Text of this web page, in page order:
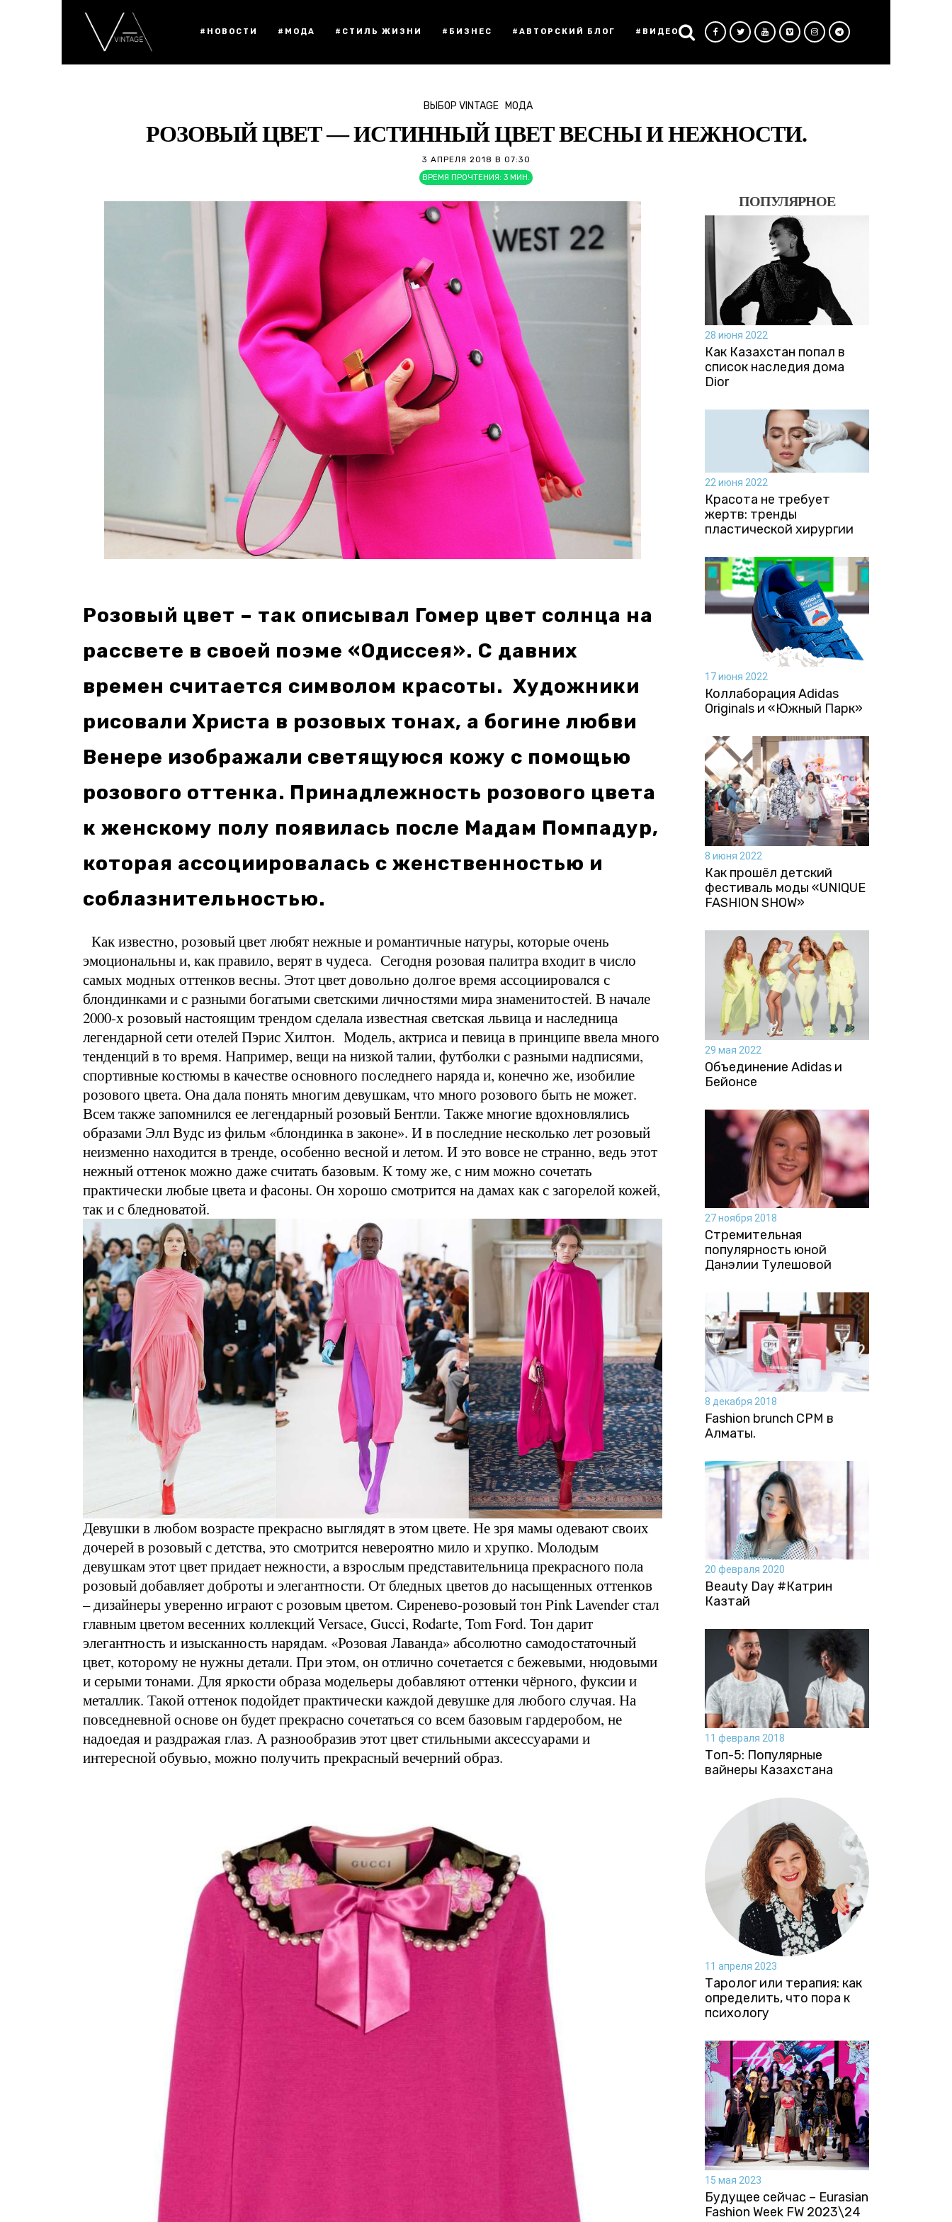
#НОВОСТИ #МОДА #СТИЛЬ ЖИЗНИ #БИЗНЕС #АВТОРСКИЙ БЛОГ #ВИДЕО
ВЫБОР VINTAGE МОДА
РОЗОВЫЙ ЦВЕТ — ИСТИННЫЙ ЦВЕТ ВЕСНЫ И НЕЖНОСТИ.
3 АПРЕЛЯ 2018 В 07:30
ВРЕМЯ ПРОЧТЕНИЯ: 3 МИН.
Розовый цвет – так описывал Гомер цвет солнца на
рассвете в своей поэме «Одиссея». С давних
времен считается символом красоты. Художники
рисовали Христа в розовых тонах, а богине любви
Венере изображали светящуюся кожу с помощью
розового оттенка. Принадлежность розового цвета
к женскому полу появилась после Мадам Помпадур,
которая ассоциировалась с женственностью и
соблазнительностью.
Как известно, розовый цвет любят нежные и романтичные натуры, которые очень
эмоциональны и, как правило, верят в чудеса. Сегодня розовая палитра входит в число
самых модных оттенков весны. Этот цвет довольно долгое время ассоциировался с
блондинками и с разными богатыми светскими личностями мира знаменитостей. В начале
2000-х розовый настоящим трендом сделала известная светская львица и наследница
легендарной сети отелей Пэрис Хилтон. Модель, актриса и певица в принципе ввела много
тенденций в то время. Например, вещи на низкой талии, футболки с разными надписями,
спортивные костюмы в качестве основного последнего наряда и, конечно же, изобилие
розового цвета. Она дала понять многим девушкам, что много розового быть не может.
Всем также запомнился ее легендарный розовый Бентли. Также многие вдохновлялись
образами Элл Вудс из фильм «блондинка в законе». И в последние несколько лет розовый
неизменно находится в тренде, особенно весной и летом. И это вовсе не странно, ведь этот
нежный оттенок можно даже считать базовым. К тому же, с ним можно сочетать
практически любые цвета и фасоны. Он хорошо смотрится на дамах как с загорелой кожей,
так и с бледноватой.
Девушки в любом возрасте прекрасно выглядят в этом цвете. Не зря мамы одевают своих
дочерей в розовый с детства, это смотрится невероятно мило и хрупко. Молодым
девушкам этот цвет придает нежности, а взрослым представительница прекрасного пола
розовый добавляет доброты и элегантности. От бледных цветов до насыщенных оттенков
– дизайнеры уверенно играют с розовым цветом. Сиренево-розовый тон Pink Lavender стал
главным цветом весенних коллекций Versace, Gucci, Rodarte, Tom Ford. Тон дарит
элегантность и изысканность нарядам. «Розовая Лаванда» абсолютно самодостаточный
цвет, которому не нужны детали. При этом, он отлично сочетается с бежевыми, нюдовыми
и серыми тонами. Для яркости образа модельеры добавляют оттенки чёрного, фуксии и
металлик. Такой оттенок подойдет практически каждой девушке для любого случая. На
повседневной основе он будет прекрасно сочетаться со всем базовым гардеробом, не
надоедая и раздражая глаз. А разнообразив этот цвет стильными аксессуарами и
интересной обувью, можно получить прекрасный вечерний образ.
ПОПУЛЯРНОЕ
28 июня 2022
Как Казахстан попал в
список наследия дома
Dior
22 июня 2022
Красота не требует
жертв: тренды
пластической хирургии
17 июня 2022
Коллаборация Аdidas
Originals и «Южный Парк»
8 июня 2022
Как прошёл детский
фестиваль моды «UNIQUE
FASHION SHOW»
29 мая 2022
Объединение Adidas и
Бейонсе
27 ноября 2018
Стремительная
популярность юной
Данэлии Тулешовой
8 декабря 2018
Fashion brunch CPM в
Алматы.
20 февраля 2020
Beauty Day #Катрин
Казтай
11 февраля 2018
Топ-5: Популярные
вайнеры Казахстана
11 апреля 2023
Таролог или терапия: как
определить, что пора к
психологу
15 мая 2023
Будущее сейчас – Eurasian
Fashion Week FW 2023\24